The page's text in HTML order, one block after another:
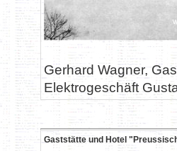
Gerhard Wagner,
Elektrogeschäft
Gaststätte und Hotel